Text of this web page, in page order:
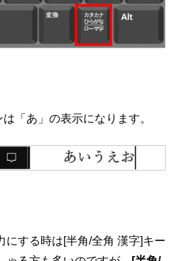
「あ」の表示になります。
にする時は[半角/全角 漢字]キー